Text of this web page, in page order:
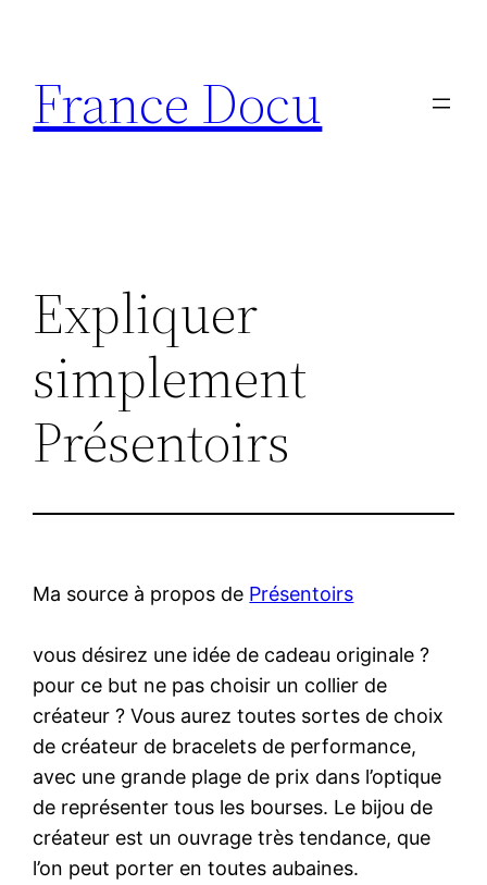
contenu
France Docu
Expliquer
simplement
Présentoirs
Ma source à propos de Présentoirs
vous désirez une idée de cadeau originale ?
pour ce but ne pas choisir un collier de
créateur ? Vous aurez toutes sortes de choix
de créateur de bracelets de performance,
avec une grande plage de prix dans l’optique
de représenter tous les bourses. Le bijou de
créateur est un ouvrage très tendance, que
l’on peut porter en toutes aubaines.